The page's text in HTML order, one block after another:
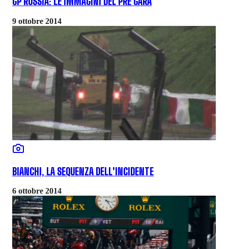
9 ottobre 2014
BIANCHI, LA SEQUENZA DELL'INCIDENTE
6 ottobre 2014